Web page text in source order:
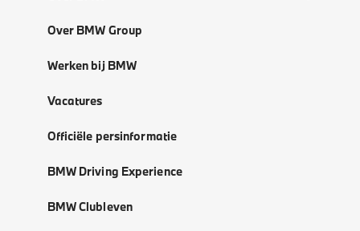
Over BMW Group
Werken bij BMW
Vacatures
Officiële persinformatie
BMW Driving Experience
BMW Clubleven